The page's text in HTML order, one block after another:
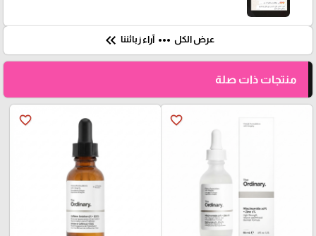
عرض الكل more_horiz آراء زبائننا keyboard_double_arrow_left
منتجات ذات صلة
favorite_border
favorite_border